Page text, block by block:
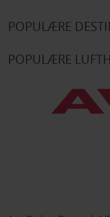
POPULÆRE
POPULÆRE